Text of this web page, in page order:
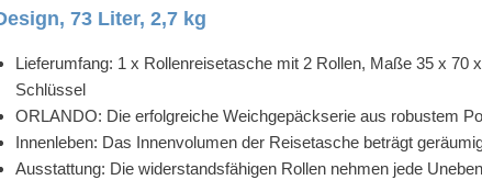
73 Liter, 2,7 kg
Lieferumfang: 1 x Rollenreisetasche mit 2 Rollen, Maße 35 x
Schlüssel
ORLANDO: Die erfolgreiche Weichgepäckserie aus robustem
Innenleben: Das Innenvolumen der Reisetasche beträgt
Ausstattung: Die widerstandsfähigen Rollen nehmen jede